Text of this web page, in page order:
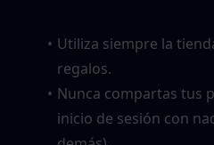
Utiliza siempre la
regalos.
Nunca compartas tus
inicio de sesión con